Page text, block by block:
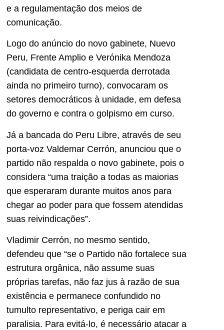
e a regulamentação dos meios de
comunicação.
Logo do anúncio do novo gabinete, Nuevo
Peru, Frente Amplio e Verónika Mendoza
(candidata de centro-esquerda derrotada
ainda no primeiro turno), convocaram os
setores democráticos à unidade, em defesa
do governo e contra o golpismo em curso.
Já a bancada do Peru Libre, através de seu
porta-voz Valdemar Cerrón, anunciou que o
partido não respalda o novo gabinete, pois o
considera “uma traição a todas as maiorias
que esperaram durante muitos anos para
chegar ao poder para que fossem atendidas
suas reivindicações”.
Vladimir Cerrón, no mesmo sentido,
defendeu que “se o Partido não fortalece sua
estrutura orgânica, não assume suas
próprias tarefas, não faz jus à razão de sua
existência e permanece confundido no
tumulto representativo, e periga cair em
paralisia. Para evitá-lo, é necessário atacar a